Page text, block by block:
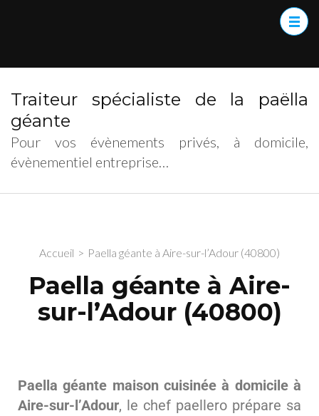
Traiteur spécialiste de la paëlla
géante
Pour vos évènements privés, à domicile,
évènementiel entreprise…
Accueil > Paella géante à Aire-sur-l’Adour (40800)
Paella géante à Aire-
sur-l’Adour (40800)
Paella géante maison cuisinée à domicile à
Aire-sur-l’Adour, le chef paellero prépare sa